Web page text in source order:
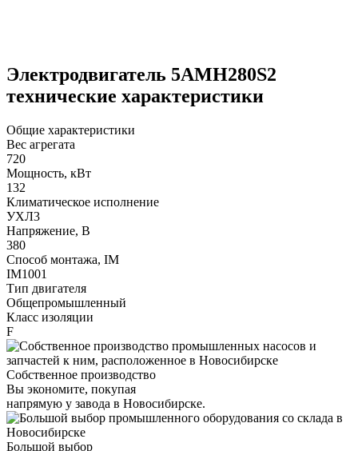
Электродвигатель 5АМН280S2
технические характеристики
Общие характеристики
Вес агрегата
720
Мощность, кВт
132
Климатическое исполнение
УХЛ3
Напряжение, В
380
Способ монтажа, IM
IM1001
Тип двигателя
Общепромышленный
Класс изоляции
F
Собственное производство
Вы экономите, покупая
напрямую у завода в Новосибирске.
Большой выбор